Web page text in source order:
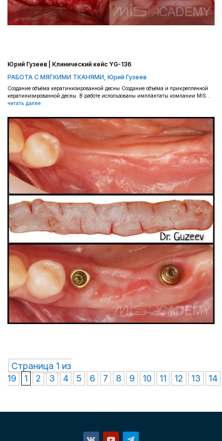
Юрий Гузеев | Клинический кейс YG-136
РАБОТА С МЯГКИМИ ТКАНЯМИ, Юрий Гузеев
Создание объёма кератинизированной десны Создание объёма и прикрепленной
кератинизированной десны. В работе использованы имплантаты компании MIS...
читать далее
Страница 1 из
19
1 2 3 4 5 6 7 8 9 10 11 12 13 14